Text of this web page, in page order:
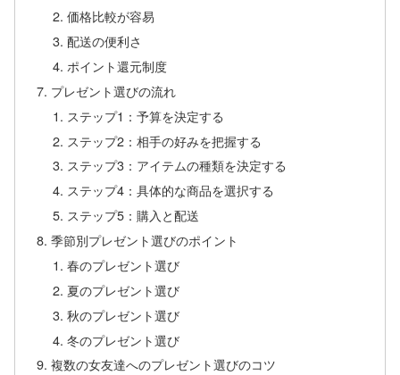
価格比較が容易
配送の便利さ
ポイント還元制度
プレゼント選びの流れ
ステップ1：予算を決定する
ステップ2：相手の好みを把握する
ステップ3：アイテムの種類を決定する
ステップ4：具体的な商品を選択する
ステップ5：購入と配送
季節別プレゼント選びのポイント
春のプレゼント選び
夏のプレゼント選び
秋のプレゼント選び
冬のプレゼント選び
複数の女友達へのプレゼント選びのコツ